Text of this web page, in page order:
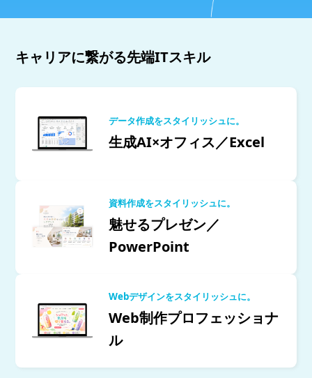
キャリアに繋がる先端ITスキル
データ作成をスタイリッシュに。
生成AI×オフィス／Excel
資料作成をスタイリッシュに。
魅せるプレゼン／
PowerPoint
Webデザインをスタイリッシュに。
Web制作プロフェッショナ
ル